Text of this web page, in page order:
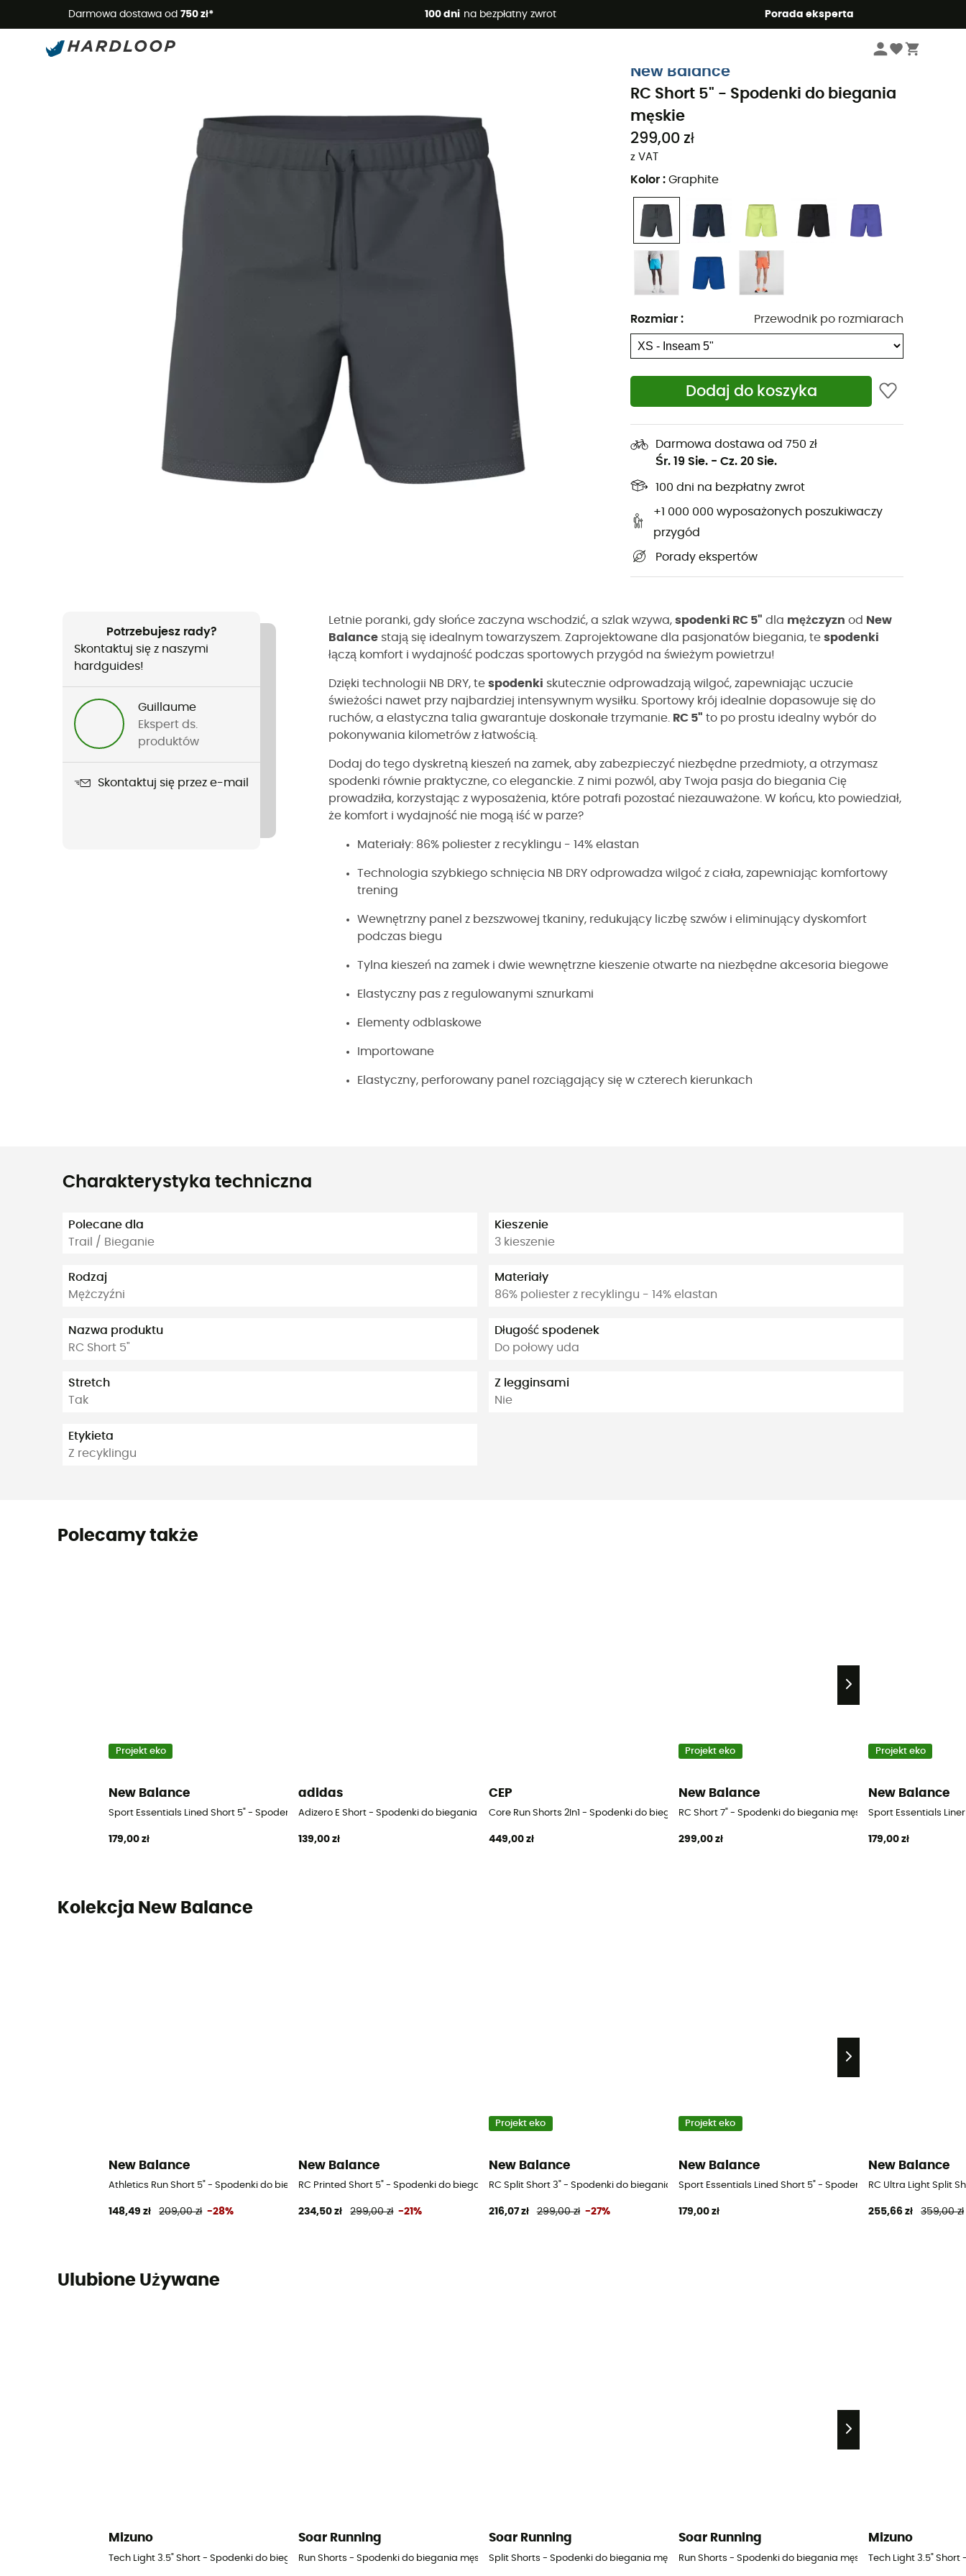
Darmowa dostawa od 750 zł* 100 dni na bezpłatny zwrot Porada eksperta
Letnie promocje 🔥 -5% DODATKOWO przy zakupie 2 produktów*, kod Summer5
Spodenki do biegania
New Balance
RC Short 5" - Spodenki do biegania
męskie
299,00 zł
z VAT
Kolor : Graphite
Rozmiar : Przewodnik po rozmiarach
Dodaj do koszyka
Darmowa dostawa od 750 zł
Śr. 19 Sie. - Cz. 20 Sie.
100 dni na bezpłatny zwrot
+1 000 000 wyposażonych poszukiwaczy
przygód
Porady ekspertów
Potrzebujesz rady?
Skontaktuj się z naszymi
hardguides!
Guillaume
Ekspert ds.
produktów
Skontaktuj się przez e-mail
Letnie poranki, gdy słońce zaczyna wschodzić, a szlak wzywa, spodenki RC 5" dla mężczyzn od
New
Balance stają się idealnym towarzyszem. Zaprojektowane dla pasjonatów biegania, te spodenki
łączą komfort i wydajność podczas sportowych przygód na świeżym powietrzu!
Dzięki technologii NB DRY, te spodenki skutecznie odprowadzają wilgoć, zapewniając uczucie
świeżości nawet przy najbardziej intensywnym wysiłku. Sportowy krój idealnie dopasowuje się do
ruchów, a elastyczna talia gwarantuje doskonałe trzymanie.
RC 5" to po prostu idealny wybór do
pokonywania kilometrów z łatwością.
Dodaj do tego dyskretną kieszeń na zamek, aby zabezpieczyć niezbędne przedmioty, a otrzymasz
spodenki równie praktyczne, co eleganckie. Z nimi pozwól, aby Twoja pasja do biegania Cię
prowadziła, korzystając z wyposażenia, które potrafi pozostać niezauważone. W końcu, kto powiedział,
że komfort i wydajność nie mogą iść w parze?
Materiały: 86% poliester z recyklingu - 14% elastan
Technologia szybkiego schnięcia NB DRY odprowadza wilgoć z ciała, zapewniając komfortowy
trening
Wewnętrzny panel z bezszwowej tkaniny, redukujący liczbę szwów i eliminujący dyskomfort
podczas biegu
Tylna kieszeń na zamek i dwie wewnętrzne kieszenie otwarte na niezbędne akcesoria biegowe
Elastyczny pas z regulowanymi sznurkami
Elementy odblaskowe
Importowane
Elastyczny, perforowany panel rozciągający się w czterech kierunkach
Charakterystyka techniczna
Polecane dla
Trail / Bieganie
Rodzaj
Mężczyźni
Nazwa produktu
RC Short 5"
Stretch
Tak
Etykieta
Z recyklingu
Kieszenie
3 kieszenie
Materiały
86% poliester z recyklingu - 14% elastan
Długość spodenek
Do połowy uda
Z legginsami
Nie
Polecamy także
Projekt eko
New Balance
Sport Essentials Lined Short 5" - Spodenki do biegania męskie
179,00 zł
adidas
Adizero E Short - Spodenki do biegania męskie
139,00 zł
CEP
Core Run Shorts 2In1 - Spodenki do biegania męskie
449,00 zł
Projekt eko
New Balance
RC Short 7" - Spodenki do biegania męskie
299,00 zł
Projekt eko
New Balance
Sport Essentials
179,00 zł
Kolekcja New Balance
New Balance
Athletics Run Short 5" - Spodenki do biegania męskie
148,49 zł 209,00 zł -28%
New Balance
RC Printed Short 5" - Spodenki do biegania męskie
234,50 zł 299,00 zł -21%
Projekt eko
New Balance
RC Split Short 3" - Spodenki do biegania męskie
216,07 zł 299,00 zł -27%
Projekt eko
New Balance
Sport Essentials Lined Short 5" - Spodenki do biegania męskie
179,00 zł
New Balance
RC Ultra Light Split
255,66 zł 359,00 zł
Ulubione Używane
Mizuno
Tech Light 3.5" Short - Spodenki do biegania męskie
Soar Running
Run Shorts - Spodenki do biegania męskie
Soar Running
Split Shorts - Spodenki do biegania męskie
Soar Running
Run Shorts - Spodenki do biegania męskie
Mizuno
Tech Light 3.5"